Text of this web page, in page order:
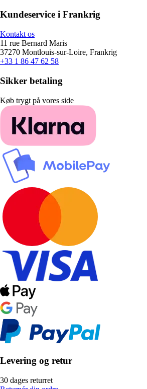
Kundeservice i Frankrig
Kontakt os
11 rue Bernard Maris
37270 Montlouis-sur-Loire, Frankrig
+33 1 86 47 62 58
Sikker betaling
Køb trygt på vores side
Levering og retur
30 dages returret